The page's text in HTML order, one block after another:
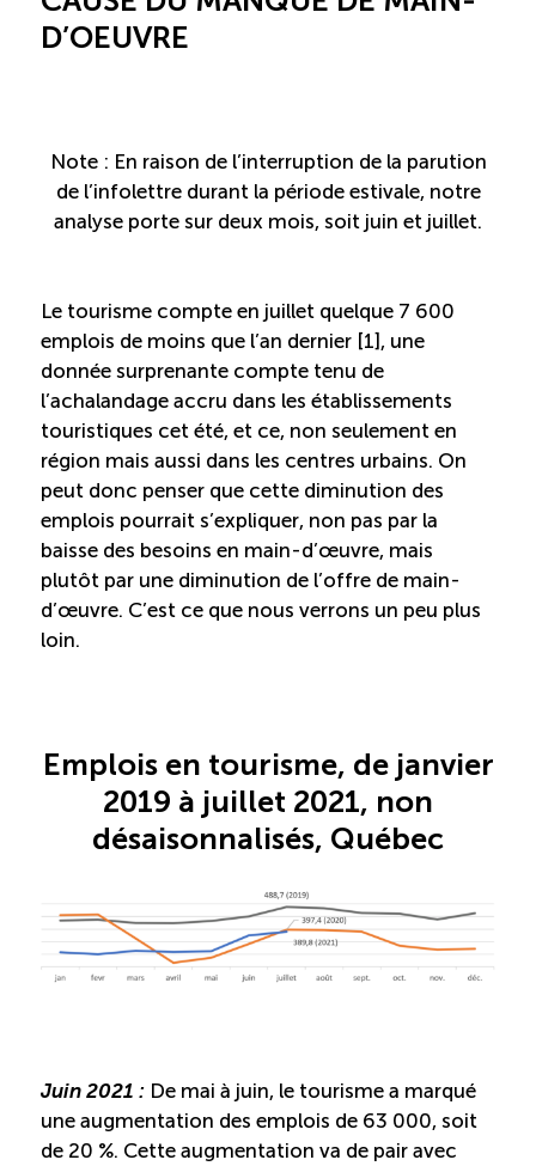
Nouvelles formations
Programme de formation EMERIT
Cuisinier : programme alternance travail-étude
(COUD)
Apprentissage en milieu de travail (PAMT)
Reconnaissance des compétences (RCMO)
Bilan et reconnaissance des acquis (RAC)
Destination IA: Un franc succès
Programme de francisation pour les entreprises
touristiques
Entretien ménager : Évaluation – Pertinence de la
norme
D’OEUVRE
Note : En raison de l’interruption de la parution
de l’infolettre durant la période estivale, notre
analyse porte sur deux mois, soit juin et juillet.
Le tourisme compte en juillet quelque 7 600
emplois de moins que l’an dernier [1] , une
donnée surprenante compte tenu de
l’achalandage accru dans les établissements
touristiques cet été, et ce, non seulement en
région mais aussi dans les centres urbains. On
peut donc penser que cette diminution des
emplois pourrait s’expliquer, non pas par la
baisse des besoins en main-d’œuvre, mais
plutôt par une diminution de l’offre de main-
d’œuvre. C’est ce que nous verrons un peu plus
loin.
Emplois en tourisme, de janvier
2019 à juillet 2021, non
désaisonnalisés, Québec
Juin 2021 : De mai à juin, le tourisme a marqué
une augmentation des emplois de 63 000, soit
de 20 %. Cette augmentation va de pair avec